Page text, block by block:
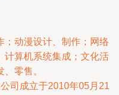
；动漫设计、制作；网络
计算机系统集成；文化活
零售。
司成立于2010年05月21